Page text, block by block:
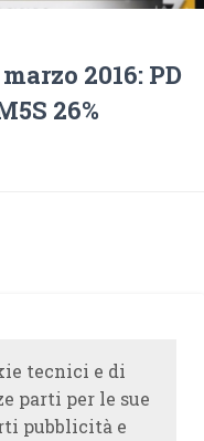
2016: PD
26%
tecnici e di
parti per le sue
pubblicità e